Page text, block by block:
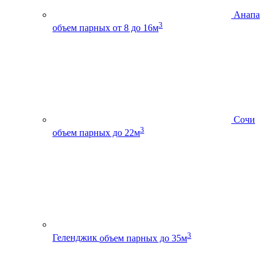
Анапа
объем парных от 8 до 16м3
Сочи
объем парных до 22м3
Геленджик объем парных до 35м3